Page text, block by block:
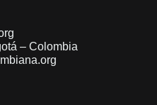
– Colombia